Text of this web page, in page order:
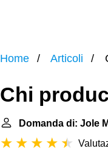
Home Articoli
Chi
Domanda di: Jole